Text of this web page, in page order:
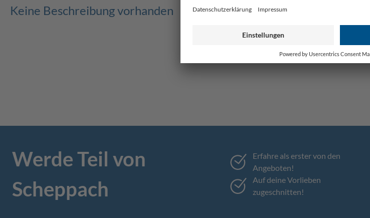
Keine Beschreibung vorhanden
Werde Teil von
Scheppach
Erfahre als erster von den
Angeboten!
Auf deine Vorlieben
zugeschnitten!